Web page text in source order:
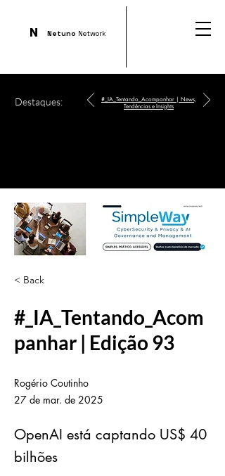
N Netuno Network
Destaques:
#_IA_Tentando_Acompanhar | News,
Tendências e Insights
< Back
#_IA_Tentando_Acom
panhar | Edição 93
Rogério Coutinho
27 de mar. de 2025
OpenAI está captando US$ 40
bilhões